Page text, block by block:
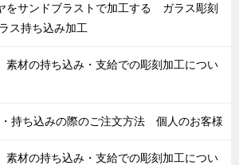
をサンドブラストで加工する ガラス彫刻
ス持ち込み加工
材の持ち込み・支給での彫刻加工につい
持ち込みの際のご注文方法 個人のお客様
材の持ち込み・支給での彫刻加工につい